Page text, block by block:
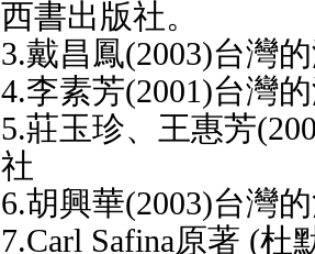
西書出版社。
3.戴昌鳳(2003)台灣
4.李素芳(2001)台灣
5.莊玉珍、王惠芳
社
6.胡興華(2003)台灣
7.Carl Safina原著 (